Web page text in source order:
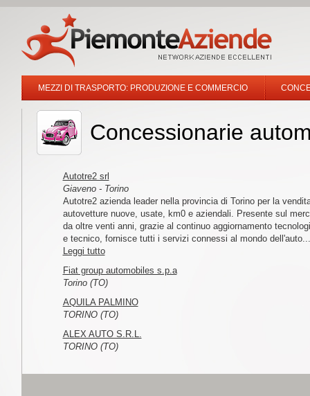
MEZZI DI TRASPORTO: PRODUZIONE E COMMERCIO
Concessionarie
Autotre2 srl
Giaveno - Torino
Autotre2 azienda leader nella provincia di Torino per la
autovetture nuove, usate, km0 e aziendali. Presente sul
da oltre venti anni, grazie al continuo aggiornamento
e tecnico, fornisce tutti i servizi connessi al mondo dell'auto...
Leggi tutto
Fiat group automobiles s.p.a
Torino (TO)
AQUILA PALMINO
TORINO (TO)
ALEX AUTO S.R.L.
TORINO (TO)